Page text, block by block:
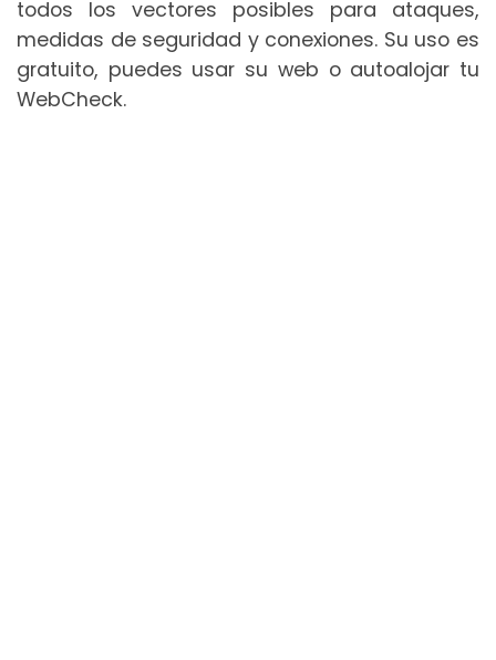
todos los vectores posibles para ataques,
medidas de seguridad y conexiones. Su uso es
gratuito, puedes usar su web o autoalojar tu
WebCheck.